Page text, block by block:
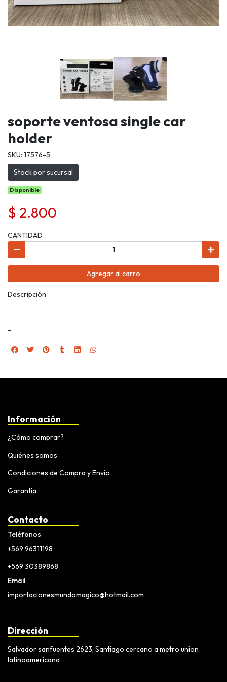
soporte ventosa single car
holder
SKU: 17576-5
Stock por sucursal
Disponible
$ 2.800
CANTIDAD
Agregar al carro
Descripción
-
Información
¿Cómo comprar?
Quiénes somos
Condiciones de Compra y Envio
Garantia
Contacto
Teléfonos
+569 96311198
+569 30389868
Email
importacionesmundomagico@hotmail.com
Dirección
Salvador sanfuentes 2623, Santiago cercano a metro union
latinoamericana